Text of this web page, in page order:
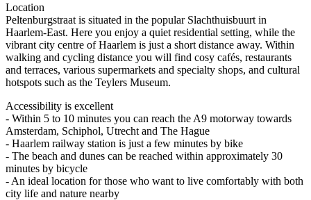
Location
Peltenburgstraat is situated in the popular Slachthuisbuurt in
Haarlem-East. Here you enjoy a quiet residential setting, while the
vibrant city centre of Haarlem is just a short distance away. Within
walking and cycling distance you will find cosy cafés, restaurants
and terraces, various supermarkets and specialty shops, and cultural
hotspots such as the Teylers Museum.
Accessibility is excellent
- Within 5 to 10 minutes you can reach the A9 motorway towards
Amsterdam, Schiphol, Utrecht and The Hague
- Haarlem railway station is just a few minutes by bike
- The beach and dunes can be reached within approximately 30
minutes by bicycle
- An ideal location for those who want to live comfortably with both
city life and nature nearby